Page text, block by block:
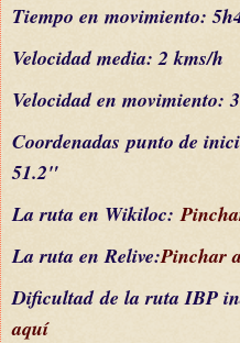
Tiempo en movimiento:
Velocidad media: 2 kms/h
Velocidad en movimiento:
Coordenadas punto de
51.2"
La ruta en Wikiloc:
La ruta en Relive:Pinchar
Dificultadde la ruta IBP
aquí